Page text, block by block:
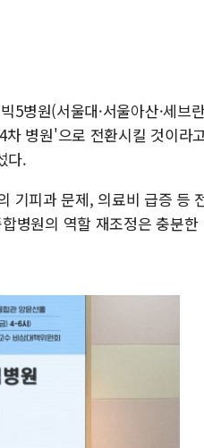
李대통령, 규제합
한병도 "국민의힘,
금투협, ChatGPT
박홍근 "국가재정
5병원(서울대·서울아산·세브
차 병원'으로 전환시킬 것이라
다.
기피과 문제, 의료비 급증 등
병원의 역할 재조정은 충분한